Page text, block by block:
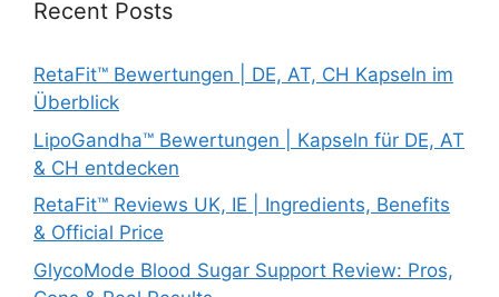
Recent Posts
RetaFit™ Bewertungen | DE, AT, CH Kapseln im
Überblick
LipoGandha™ Bewertungen | Kapseln für DE, AT
& CH entdecken
RetaFit™ Reviews UK, IE | Ingredients, Benefits
& Official Price
GlycoMode Blood Sugar Support Review: Pros,